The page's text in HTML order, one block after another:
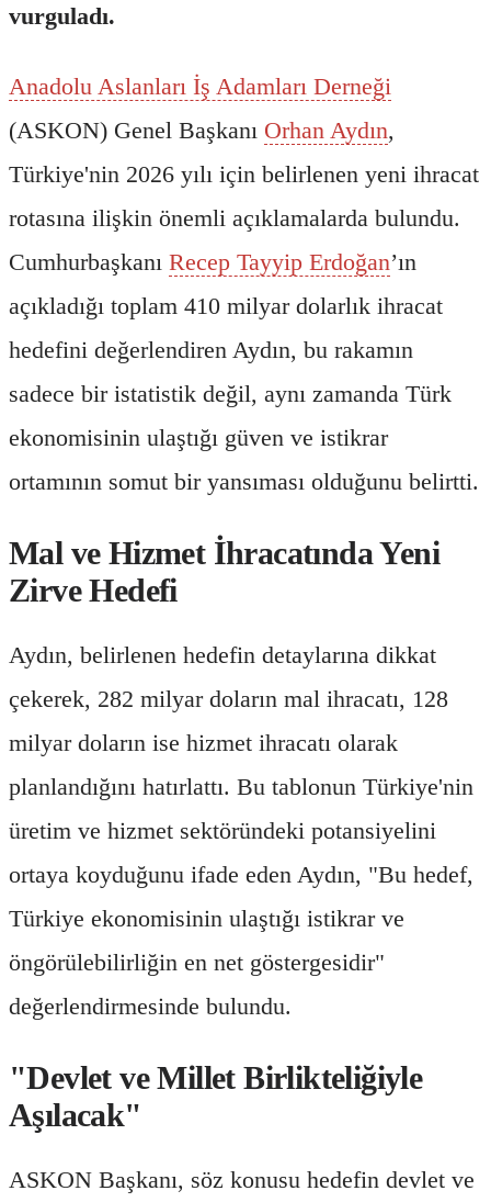
vurguladı.
Anadolu Aslanları İş Adamları Derneği
(ASKON) Genel Başkanı Orhan Aydın,
Türkiye'nin 2026 yılı için belirlenen yeni ihracat
rotasına ilişkin önemli açıklamalarda bulundu.
Cumhurbaşkanı Recep Tayyip Erdoğan’ın
açıkladığı toplam 410 milyar dolarlık ihracat
hedefini değerlendiren Aydın, bu rakamın
sadece bir istatistik değil, aynı zamanda Türk
ekonomisinin ulaştığı güven ve istikrar
ortamının somut bir yansıması olduğunu belirtti.
Mal ve Hizmet İhracatında Yeni
Zirve Hedefi
Aydın, belirlenen hedefin detaylarına dikkat
çekerek, 282 milyar doların mal ihracatı, 128
milyar doların ise hizmet ihracatı olarak
planlandığını hatırlattı. Bu tablonun Türkiye'nin
üretim ve hizmet sektöründeki potansiyelini
ortaya koyduğunu ifade eden Aydın, "Bu hedef,
Türkiye ekonomisinin ulaştığı istikrar ve
öngörülebilirliğin en net göstergesidir"
değerlendirmesinde bulundu.
"Devlet ve Millet Birlikteliğiyle
Aşılacak"
ASKON Başkanı, söz konusu hedefin devlet ve